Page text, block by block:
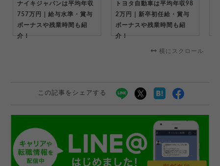
ナイキジャパンは平均年収
757万円｜給与水準・賞与
ボーナスや残業時間も紹
介！
トヨタ自動車は平均年収98
2万円｜新卒初任給・賞与
ボーナスや残業時間も紹
介！
横にスクロール
この記事をシェアする